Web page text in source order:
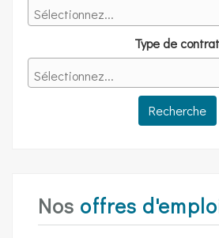
Type de contrat
Nos offres